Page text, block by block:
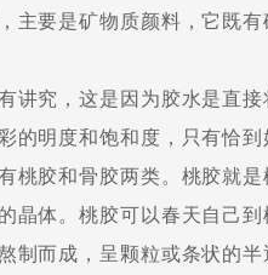
主要是矿物质颜料，它既
究，这是因为胶水是直接
的明度和饱和度，只有恰
桃胶和骨胶两类。桃胶就
晶体。桃胶可以春天自己
制而成，呈颗粒或条状的